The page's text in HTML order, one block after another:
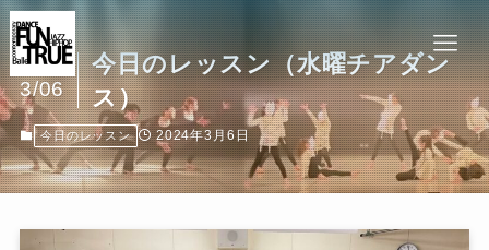
今日のレッスン（水曜チアダン
ス）
2024
3/06
今日のレッスン 2024年3月6日